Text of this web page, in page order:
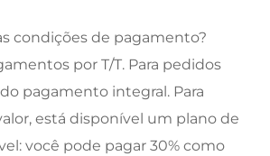
condições de pagamento?
por T/T. Para pedidos
pagamento integral. Para
está disponível um plano de
você pode pagar 30% como